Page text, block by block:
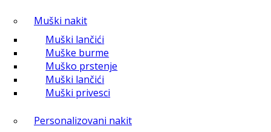
Muški nakit
Muški lančići
Muške burme
Muško prstenje
Muški lančići
Muški privesci
Personalizovani nakit